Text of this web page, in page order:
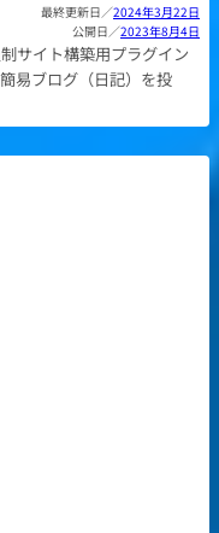
2024年3月22日
2023年8月4日
サイト構築用プラグイン
易ブログ（日記）を投